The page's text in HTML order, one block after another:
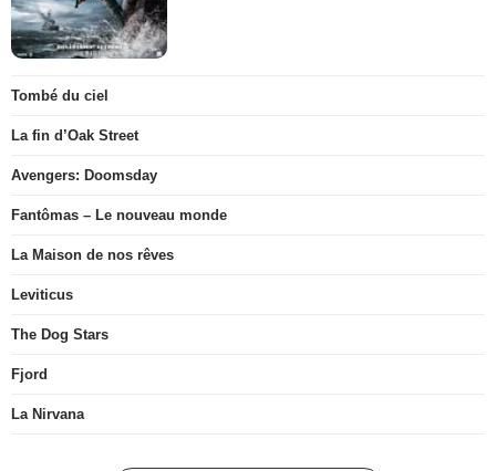
Tombé du ciel
La fin d’Oak Street
Avengers: Doomsday
Fantômas – Le nouveau monde
La Maison de nos rêves
Leviticus
The Dog Stars
Fjord
La Nirvana